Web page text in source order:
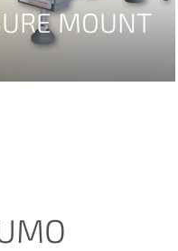
MOUNT